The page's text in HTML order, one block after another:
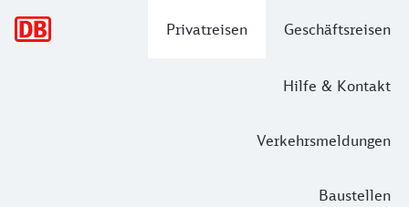
Privatreisen Geschäftsreisen
Hilfe & Kontakt
Verkehrsmeldungen
Baustellen